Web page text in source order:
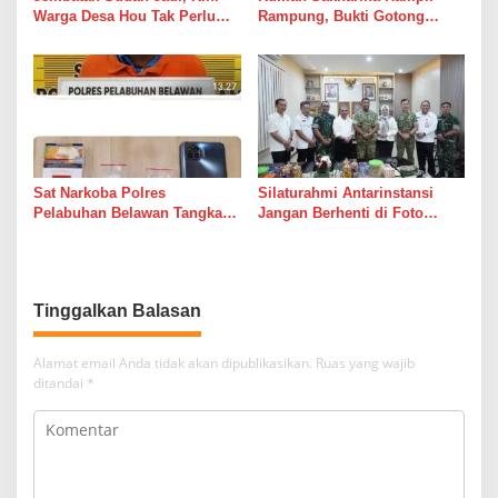
Warga Desa Hou Tak Perlu
Sungai
Rampung, Bukti Gotong
dari Janji Banyak Orang
Sat Narkoba Polres
Pelabuhan Belawan Tangkap
Silaturahmi Antarinstansi
Jangan Berhenti di Foto
Tinggalkan Balasan
Alamat email Anda tidak akan dipublikasikan. Ruas yang wajib
ditandai *